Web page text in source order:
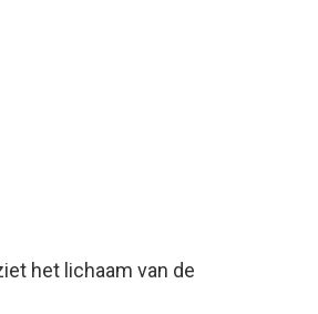
het lichaam van de